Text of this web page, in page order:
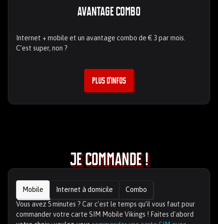
Avantage combo
Internet + mobile et un avantage combo de € 3 par mois.
C’est super, non ?
Plus d’infos
Je commande !
Mobile Internet à domicile
Combo
Vous avez 5 minutes ? Car c’est le temps qu’il vous faut pour
commander votre carte SIM Mobile Vikings ! Faites d'abord